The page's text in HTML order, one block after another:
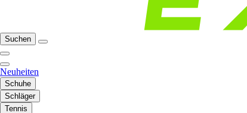
Suchen
Neuheiten
Schuhe
Schläger
Tennis